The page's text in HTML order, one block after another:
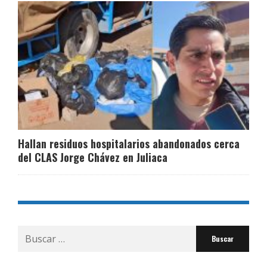
Hallan residuos hospitalarios abandonados cerca
del CLAS Jorge Chávez en Juliaca
Buscar
por: